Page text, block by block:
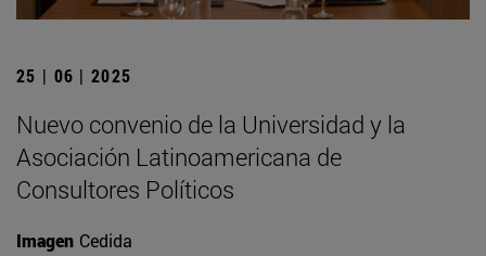
25 | 06 | 2025
Nuevo convenio de la Universidad y la
Asociación Latinoamericana de
Consultores Políticos
Imagen Cedida